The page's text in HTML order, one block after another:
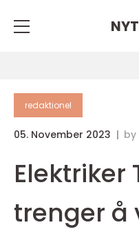
redaktionel
05. November 2023 by
Elektriker
trenger å